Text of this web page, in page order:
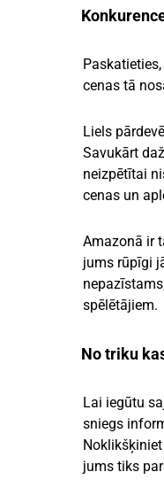
cenas tā
Liels
Savukārt
neizpētītai
cenas un
Amazonā ir
jums rūpīgi
spēlētājiem.
No triku
Lai iegūtu
sniegs
jums tiks